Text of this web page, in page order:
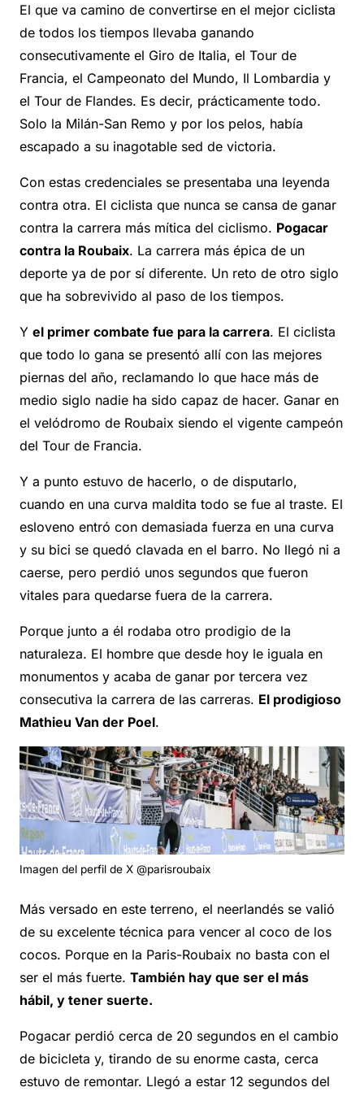
El que va camino de convertirse en el mejor ciclista
de todos los tiempos llevaba ganando
consecutivamente el Giro de Italia, el Tour de
Francia, el Campeonato del Mundo, Il Lombardia y
el Tour de Flandes. Es decir, prácticamente todo.
Solo la Milán-San Remo y por los pelos, había
escapado a su inagotable sed de victoria.
Con estas credenciales se presentaba una leyenda
contra otra. El ciclista que nunca se cansa de ganar
contra la carrera más mítica del ciclismo. Pogacar
contra la Roubaix. La carrera más épica de un
deporte ya de por sí diferente. Un reto de otro siglo
que ha sobrevivido al paso de los tiempos.
Y el primer combate fue para la carrera. El ciclista
que todo lo gana se presentó allí con las mejores
piernas del año, reclamando lo que hace más de
medio siglo nadie ha sido capaz de hacer. Ganar en
el velódromo de Roubaix siendo el vigente campeón
del Tour de Francia.
Y a punto estuvo de hacerlo, o de disputarlo,
cuando en una curva maldita todo se fue al traste. El
esloveno entró con demasiada fuerza en una curva
y su bici se quedó clavada en el barro. No llegó ni a
caerse, pero perdió unos segundos que fueron
vitales para quedarse fuera de la carrera.
Porque junto a él rodaba otro prodigio de la
naturaleza. El hombre que desde hoy le iguala en
monumentos y acaba de ganar por tercera vez
consecutiva la carrera de las carreras. El prodigioso
Mathieu Van der Poel.
Imagen del perfil de X @parisroubaix
Más versado en este terreno, el neerlandés se valió
de su excelente técnica para vencer al coco de los
cocos. Porque en la Paris-Roubaix no basta con el
ser el más fuerte. También hay que ser el más
hábil, y tener suerte.
Pogacar perdió cerca de 20 segundos en el cambio
de bicicleta y, tirando de su enorme casta, cerca
estuvo de remontar. Llegó a estar 12 segundos del